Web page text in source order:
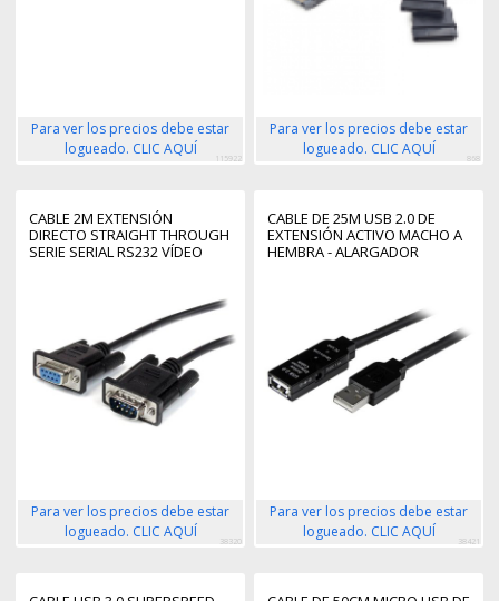
Para ver los precios debe estar
logueado. CLIC AQUÍ
115922
Para ver los precios debe estar
logueado. CLIC AQUÍ
868
CABLE 2M EXTENSIÓN
DIRECTO STRAIGHT THROUGH
SERIE SERIAL RS232 VÍDEO
Para ver los precios debe estar
logueado. CLIC AQUÍ
38320
CABLE DE 25M USB 2.0 DE
EXTENSIÓN ACTIVO MACHO A
HEMBRA - ALARGADOR
Para ver los precios debe estar
logueado. CLIC AQUÍ
38421